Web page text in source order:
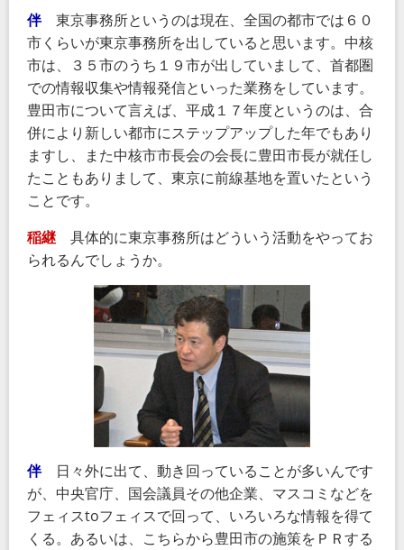
伴 東京事務所というのは現在、全国の都市では６０
市くらいが東京事務所を出していると思います。中核
市は、３５市のうち１９市が出していまして、首都圏
での情報収集や情報発信といった業務をしています。
豊田市について言えば、平成１７年度というのは、合
併により新しい都市にステップアップした年でもあり
ますし、また中核市市長会の会長に豊田市長が就任し
たこともありまして、東京に前線基地を置いたという
ことです。
稲継 具体的に東京事務所はどういう活動をやってお
られるんでしょうか。
伴 日々外に出て、動き回っていることが多いんです
が、中央官庁、国会議員その他企業、マスコミなどを
フェィスtoフェィスで回って、いろいろな情報を得て
くる。あるいは、こちらから豊田市の施策をＰＲする